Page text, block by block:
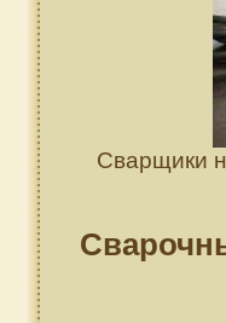
Сварщики